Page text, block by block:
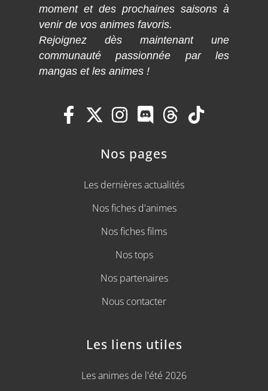
moment et des prochaines saisons à
venir de vos animes favoris.
Rejoignez dès maintenant une
communauté passionnée par les
mangas et les animes !
Nos pages
Les dernières actualités
Nos fiches d'animes
Nos fiches films
Nos tops
Nos partenaires
Nous contacter
Les liens utiles
Les animes de l'été 2026